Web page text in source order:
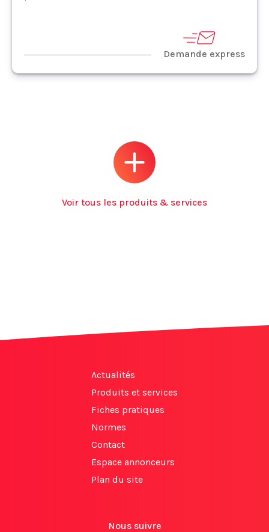
Demande express
Voir tous les produits & services
Actualités
Produits et services
Fiches pratiques
Normes
Contact
Espace annonceurs
Plan du site
Nous suivre